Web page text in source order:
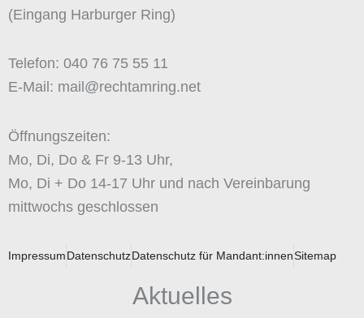
(Eingang Harburger Ring)
Telefon: 040 76 75 55 11
E-Mail: mail@rechtamring.net
Öffnungszeiten:
Mo, Di, Do & Fr 9-13 Uhr,
Mo, Di + Do 14-17 Uhr und nach Vereinbarung
mittwochs geschlossen
ImpressumDatenschutzDatenschutz für Mandant:innenSitemap
Aktuelles